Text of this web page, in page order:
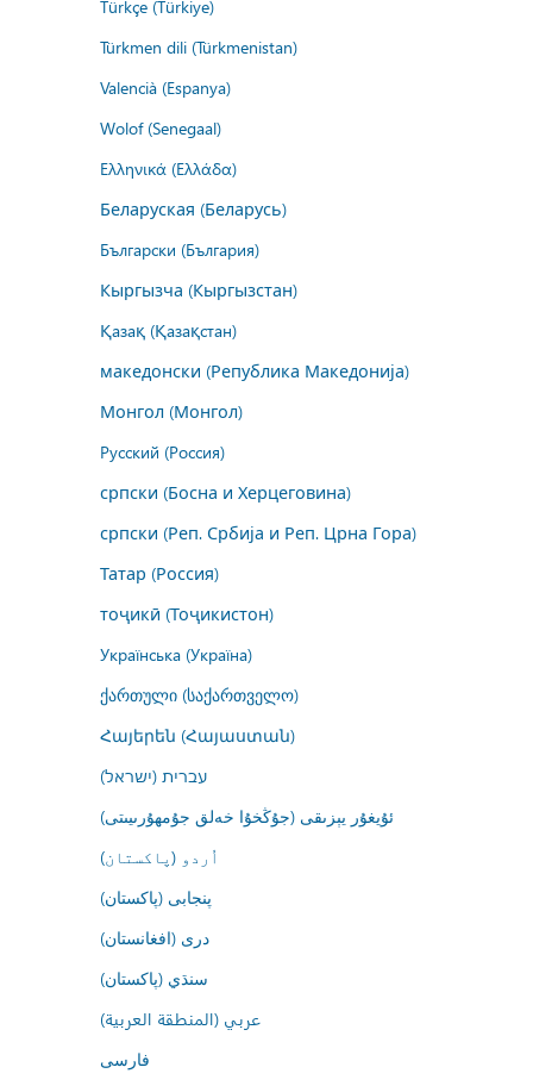
Türkçe (Türkiye)
Türkmen dili (Türkmenistan)
Valencià (Espanya)
Wolof (Senegaal)
Ελληνικά (Ελλάδα)
Беларуская (Беларусь)
Български (България)
Кыргызча (Кыргызстан)
Қазақ (Қазақстан)
македонски (Република Македонија)
Монгол (Монгол)
Русский (Россия)
српски (Босна и Херцеговина)
српски (Реп. Србија и Реп. Црна Гора)
Татар (Россия)
тоҷикӣ (Тоҷикистон)
Українська (Україна)
ქართული (საქართველო)
Հայերեն (Հայաստան)
עברית (ישראל)
ئۇيغۇر يېزىقى (جۇڭخۇا خەلق جۇمھۇرىيىتى)
اُردو (پاکستان)
پنجابی (پاکستان)
درى (افغانستان)
سنڌي (پاکستان)
عربي (المنطقة العربية)
فارسى